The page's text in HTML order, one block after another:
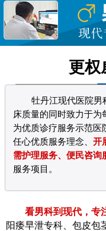
更权
牡丹江现代医院男
床质量的同时致力于
为优质诊疗服务示范医
任心优质服务理念、开
需护理服务、便民咨询
服务项目。
看男科到现代，专
阳痿早泄专科、包皮包